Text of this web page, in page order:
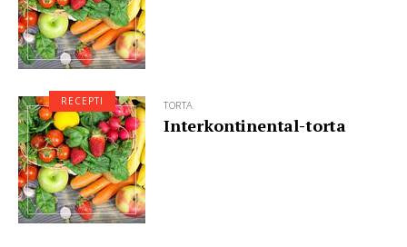
TORTA
Interkontinental-torta
RECEPTI